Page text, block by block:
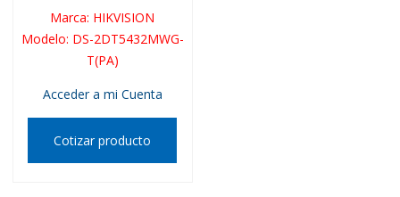
Marca: HIKVISION
Modelo: DS-2DT5432MWG-
T(PA)
Acceder a mi Cuenta
Cotizar producto